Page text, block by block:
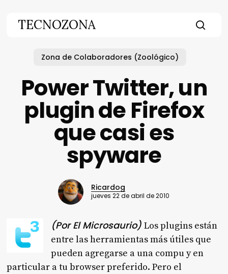
TECNOZONA
Zona de Colaboradores (Zoológico)
Power Twitter, un
plugin de Firefox
que casi es
spyware
Ricardog
jueves 22 de abril de 2010
(Por El Microsaurio)Los plugins están
entre las herramientas más útiles que
pueden agregarse a una compu y en
particular a tu browser preferido. Pero el